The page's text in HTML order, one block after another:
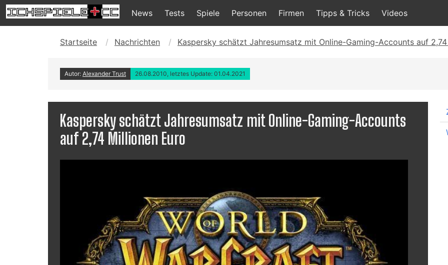
News Tests Spiele Personen Firmen Tipps & Tricks Videos
Startseite Nachrichten Kaspersky schätzt Jahresumsatz mit Online-Gaming-Accounts auf
Autor: Alexander Trust 26.08.2010, letztes Update: 01.04.2021
Kaspersky schätzt Jahresumsatz mit Online-Gaming-Accounts
auf 2,74 Millionen Euro